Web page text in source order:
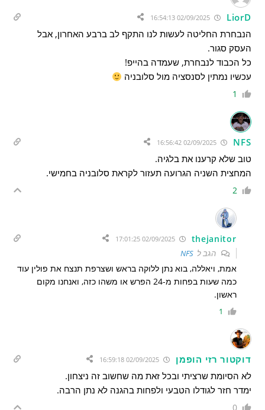
LiorD
הנבחרת החליטה לעשות לנו התקף לב ברבע האחרון, אבל
העסק סגור.
כל הכבוד לנבחרת, שעמדה בהייפ!
עכשיו נמתין לסנסציה מול סלובניה
1
NFS
טוב שלא קרענו את בלגיה.
המחצית השניה הגרועה תעזור לקראת סלובניה בחמישי.
2
thejanitor
02/09/2025 17:01:25
הגב לNFS
אמת, ויאללה, בוא נתן ללוקה בראש ושצרפת תנצח את פולין עוד
כמה שעות בפחות מ-24 הפרש או משהו כזה, ואנחנו מקום
ראשון.
1
דוקטור רזי הופמן
לא הסיומת שרציתי ובכל זאת מה שחשוב זה ניצחון.
ימדר חזר לגודלו הטבעי ולפחות בהגנה לא נתן הרבה.
0